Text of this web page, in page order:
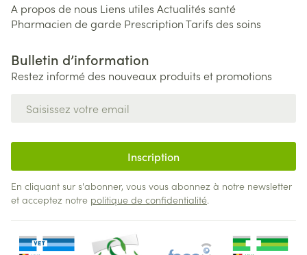
A propos de nous Liens utiles Actualités santé
Pharmacien de garde PrescriptionTarifs des soins
Bulletin d’information
Restez informé des nouveaux produits et promotions
Inscription
En cliquant sur s'abonner, vous vous abonnez à notre newsletter
et acceptez notre politique de confidentialité.